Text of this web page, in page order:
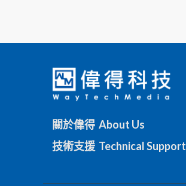
關於偉得 About Us
技術支援 Technical Support